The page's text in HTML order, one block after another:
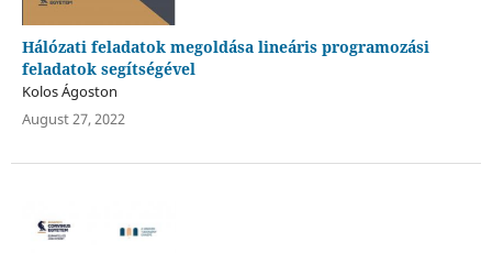
Hálózati feladatok megoldása lineáris programozási
feladatok segítségével
Kolos Ágoston
August 27, 2022